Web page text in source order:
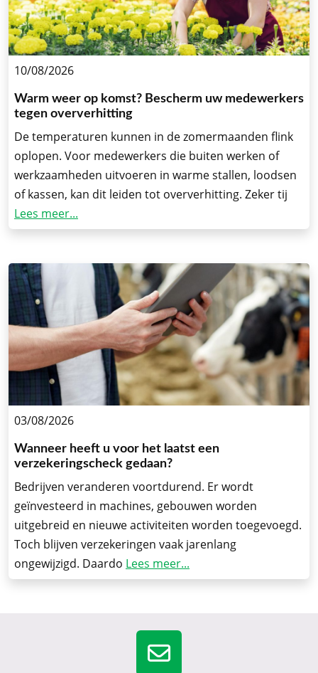
10/08/2026
Warm weer op komst? Bescherm uw medewerkers
tegen oververhitting
De temperaturen kunnen in de zomermaanden flink
oplopen. Voor medewerkers die buiten werken of
werkzaamheden uitvoeren in warme stallen, loodsen
of kassen, kan dit leiden tot oververhitting. Zeker tij
Lees meer...
03/08/2026
Wanneer heeft u voor het laatst een
verzekeringscheck gedaan?
Bedrijven veranderen voortdurend. Er wordt
geïnvesteerd in machines, gebouwen worden
uitgebreid en nieuwe activiteiten worden toegevoegd.
Toch blijven verzekeringen vaak jarenlang
ongewijzigd. Daardo Lees meer...